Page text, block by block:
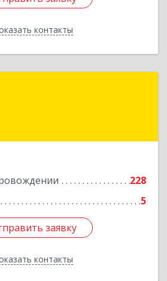
контакты
Назад
228
5
заявку
контакты
обл, Архангельск г,
Подробнее
заявку
Назад